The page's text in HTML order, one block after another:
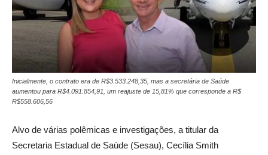
Inicialmente, o contrato era de R$3.533.248,35, mas a secretária de Saúde
aumentou para R$4.091.854,91, um reajuste de 15,81% que corresponde a R$
R$558.606,56
Alvo de várias polêmicas e investigações, a titular da
Secretaria Estadual de Saúde (Sesau), Cecília Smith